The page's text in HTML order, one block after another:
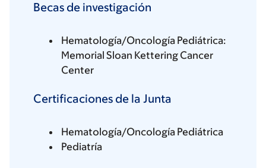
Becas de investigación
Hematología/Oncología Pediátrica:
Memorial Sloan Kettering Cancer
Center
Certificaciones de la Junta
Hematología/Oncología Pediátrica
Pediatría